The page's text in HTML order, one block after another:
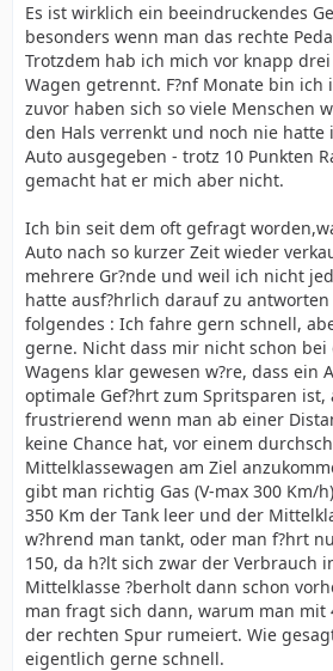
Es ist wirklich ein beeindruckendes
besonders wenn man das rechte
Trotzdem hab ich mich vor knapp
Wagen getrennt. F?nf Monate bin
zuvor haben sich so viele Menschen
den Hals verrenkt und noch nie hatte
Auto ausgegeben - trotz 10 Punkten
gemacht hat er mich aber nicht.
Ich bin seit dem oft gefragt
Auto nach so kurzer Zeit wieder
mehrere Gr?nde und weil ich nicht
hatte ausf?hrlich darauf zu
folgendes : Ich fahre gern schnell,
gerne. Nicht dass mir nicht schon bei
Wagens klar gewesen w?re, dass ein
optimale Gef?hrt zum Spritsparen ist,
frustrierend wenn man ab einer
keine Chance hat, vor einem
Mittelklassewagen am Ziel
gibt man richtig Gas (V-max 300 Km/
350 Km der Tank leer und der
w?hrend man tankt, oder man f?hrt
150, da h?lt sich zwar der Verbrauch
Mittelklasse ?berholt dann schon
man fragt sich dann, warum man mit
der rechten Spur rumeiert. Wie
eigentlich gerne schnell.